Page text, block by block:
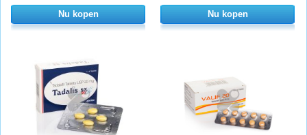
Nu kopen Nu kopen